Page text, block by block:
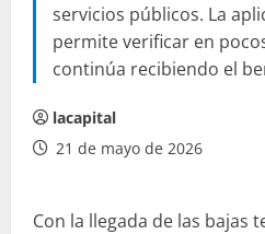
servicios públicos. La
permite verificar en
continúa recibiendo el
lacapital
21 de mayo de 2026
Con la llegada de las bajas